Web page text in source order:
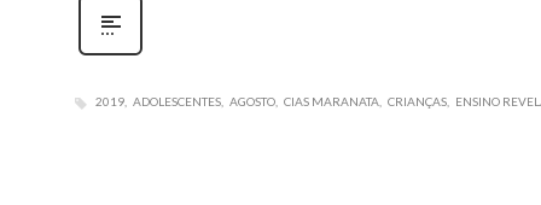
2019 ADOLESCENTES AGOSTO CIAS MARANATA CRIANÇAS ENSINO